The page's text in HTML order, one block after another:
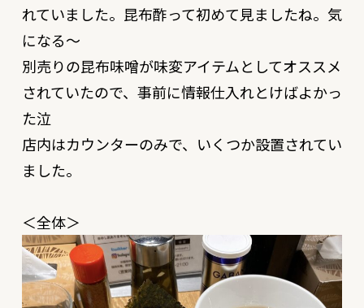
れていました。昆布酢って初めて見ましたね。気
になる〜
別売りの昆布味噌が味変アイテムとしてオススメ
されていたので、事前に情報仕入れとけばよかっ
た泣
店内はカウンターのみで、いくつか設置されてい
ました。
＜全体＞